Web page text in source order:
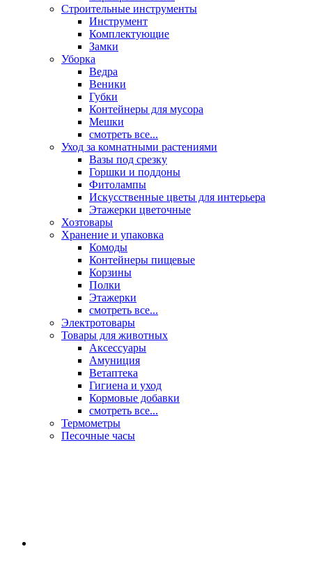
Строительные инструменты
Инструмент
Комплектующие
Замки
Уборка
Ведра
Веники
Губки
Контейнеры для мусора
Мешки
смотреть все...
Уход за комнатными растениями
Вазы под срезку
Горшки и поддоны
Фитолампы
Искусственные цветы для интерьера
Этажерки цветочные
Хозтовары
Хранение и упаковка
Комоды
Контейнеры пищевые
Корзины
Полки
Этажерки
смотреть все...
Электротовары
Товары для животных
Аксессуары
Амуниция
Ветаптека
Гигиена и уход
Кормовые добавки
смотреть все...
Термометры
Песочные часы